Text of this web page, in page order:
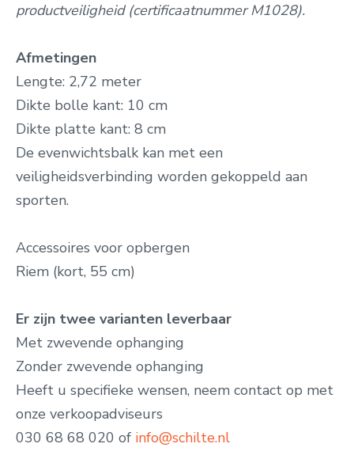
productveiligheid (certificaatnummer M1028).
Afmetingen
Lengte: 2,72 meter
Dikte bolle kant: 10 cm
Dikte platte kant: 8 cm
De evenwichtsbalk kan met een
veiligheidsverbinding worden gekoppeld aan
sporten.
Accessoires voor opbergen
Riem (kort, 55 cm)
Er zijn twee varianten leverbaar
Met zwevende ophanging
Zonder zwevende ophanging
Heeft u specifieke wensen, neem contact op met
onze verkoopadviseurs
030 68 68 020 of info@schilte.nl